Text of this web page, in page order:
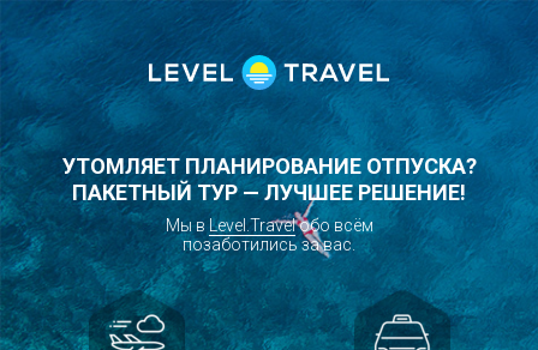
УТОМЛЯЕТ ПЛАНИРОВАНИЕ ОТПУСКА?
ПАКЕТНЫЙ ТУР — ЛУЧШЕЕ РЕШЕНИЕ!
Мы в Level.Travelобо всём
позаботились за вас.